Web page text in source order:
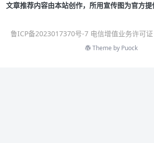
文章推荐内容由本站创作，所用宣传图为官方
鲁ICP备2023017370号-7 电信增值业务许可
Theme by Puock